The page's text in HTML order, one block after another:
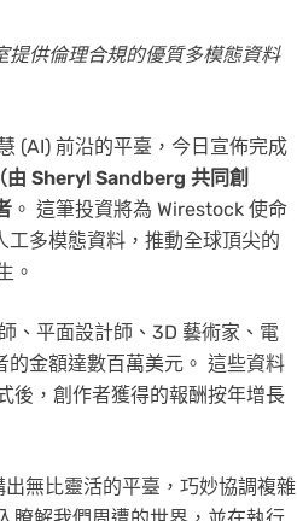
提供倫理合規的優質多模態資料
(AI) 前沿的平臺，今日宣佈完成
Sheryl Sandberg 共同創
。 這筆投資將為 Wirestock 使命
多模態資料，推動全球頂尖的
。
、平面設計師、3D 藝術家、電
金額達數百萬美元。 這些資料
後，創作者獲得的報酬按年增長
無比靈活的平臺，巧妙協調複雜